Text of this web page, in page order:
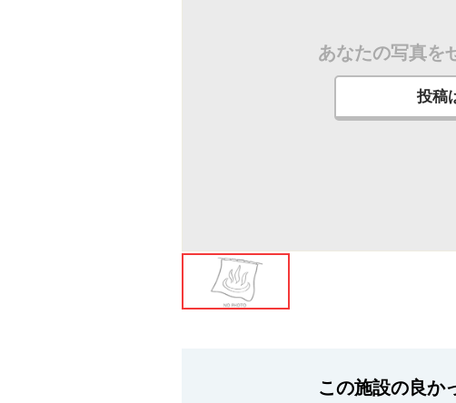
あなたの写真を
投稿
この施設の良か